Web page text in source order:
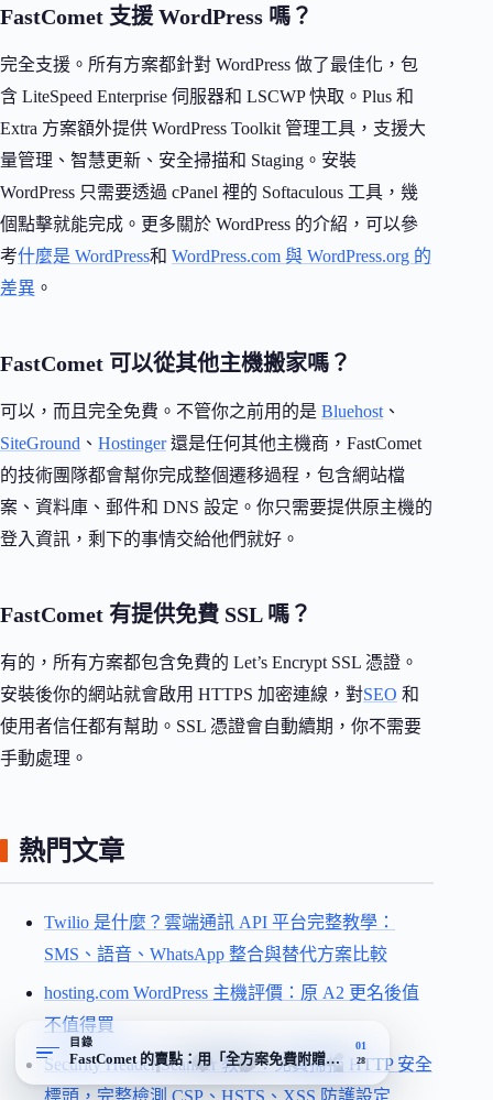
FastComet 支援 WordPress 嗎？
完全支援。所有方案都針對 WordPress 做了最佳化，包
含 LiteSpeed Enterprise 伺服器和 LSCWP 快取。Plus 和
Extra 方案額外提供 WordPress Toolkit 管理工具，支援大
量管理、智慧更新、安全掃描和 Staging。安裝
WordPress 只需要透過 cPanel 裡的 Softaculous 工具，幾
個點擊就能完成。更多關於 WordPress 的介紹，可以參
考什麼是 WordPress和 WordPress.com 與 WordPress.org 的
差異 。
FastComet 可以從其他主機搬家嗎？
可以，而且完全免費。不管你之前用的是 Bluehost 、
SiteGround 、 Hostinger還是任何其他主機商，FastComet
的技術團隊都會幫你完成整個遷移過程，包含網站檔
案、資料庫、郵件和 DNS 設定。你只需要提供原主機的
登入資訊，剩下的事情交給他們就好。
FastComet 有提供免費 SSL 嗎？
有的，所有方案都包含免費的 Let’s Encrypt SSL 憑證。
安裝後你的網站就會啟用 HTTPS 加密連線，對SEO 和
使用者信任都有幫助。SSL 憑證會自動續期，你不需要
手動處理。
熱門文章
Twilio 是什麼？雲端通訊 API 平台完整教學：
SMS、語音、WhatsApp 整合與替代方案比較
hosting.com WordPress 主機評價：原 A2 更名後值
不值得買
Security Header Scanner 教學：免費掃描 HTTP 安全
標頭，完整檢測 CSP、HSTS、XSS 防護設定
目錄
FastComet 的賣點：用「全方案免費附贈」打主機性價比這張牌
01
28